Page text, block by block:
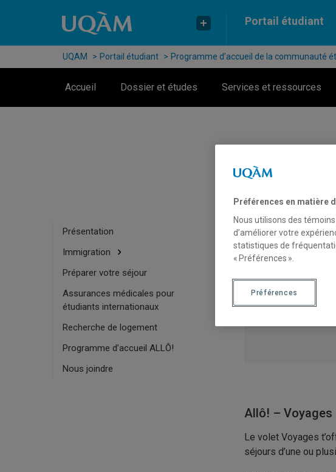
Portail étudiant
UQAM Portail étudiant Programme d’accueil de la communauté
Accueil Dossier et études Services et ressources
Présentation
Immigration
Préparer votre séjour
Assurances médicales pour
étudiants internationaux
Recherche de logement
Programme d’accueil ALLÔ!
Nous joindre
Programme
Allô! – Voyage
Allô! – Voyages
Le volet Voyages
séjours d’une ou
Préférences en matière
Nous utilisons des
d’améliorer votre
statistiques de
« Préférences ».
Préférences